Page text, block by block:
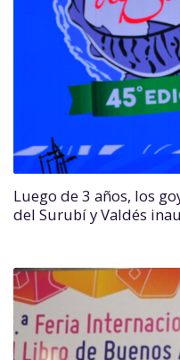
Luego de 3 años, los
del Surubí y Valdés